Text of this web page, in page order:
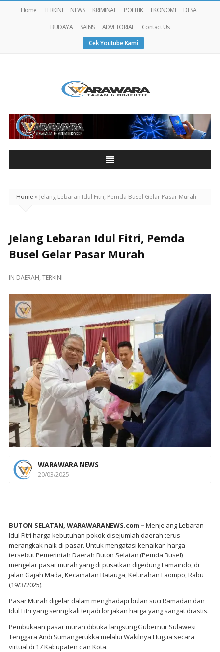
Home TERKINI NEWS KRIMINAL POLITIK EKONOMI
DESA
BUDAYA
SAINS ADVETORIAL
Contact Us
Cek Youtube Kami
Home » Jelang Lebaran Idul Fitri, Pemda Busel Gelar Pasar Murah
Jelang Lebaran Idul Fitri, Pemda
Busel Gelar Pasar Murah
IN DAERAH, TERKINI
WARAWARA NEWS
20/03/2025
BUTON SELATAN, WARAWARANEWS.com – Menjelang Lebaran
Idul Fitri harga kebutuhan pokok disejumlah daerah terus
merangkak naik di pasar. Untuk mengatasi kenaikan harga
tersebut Pemerintah Daerah Buton Selatan (Pemda Busel)
mengelar pasar murah yang di pusatkan digedung Lamaindo, di
jalan Gajah Mada, Kecamatan Batauga, Kelurahan Laompo, Rabu
(19/3/2025).
Pasar Murah digelar dalam menghadapi bulan suci Ramadan dan
Idul Fitri yang sering kali terjadi lonjakan harga yang sangat drastis.
Pembukaan pasar murah dibuka langsung Gubernur Sulawesi
Tenggara Andi Sumangerukka melalui Wakilnya Hugua secara
virtual di 17 Kabupaten dan Kota.